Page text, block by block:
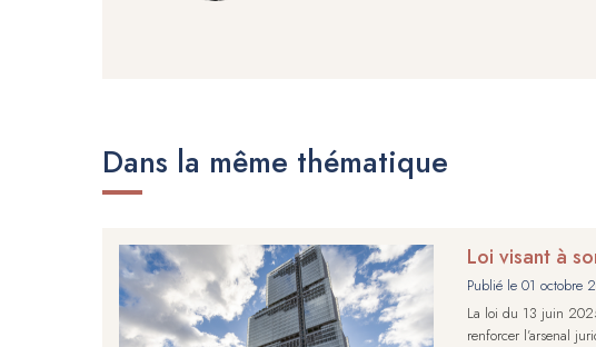
Dans la même thématique
Loi visant à
Publié le 01 octobre
La loi du 13 juin
renforcer l’arsenal